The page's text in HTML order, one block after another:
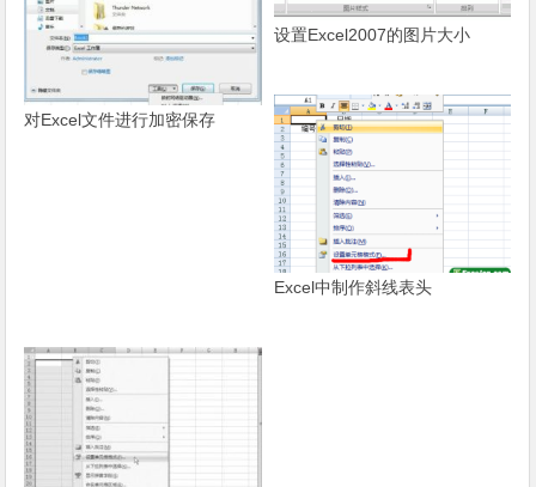
对Excel文件进行加密保存
设置Excel2007的图片大小
Excel中制作斜线表头